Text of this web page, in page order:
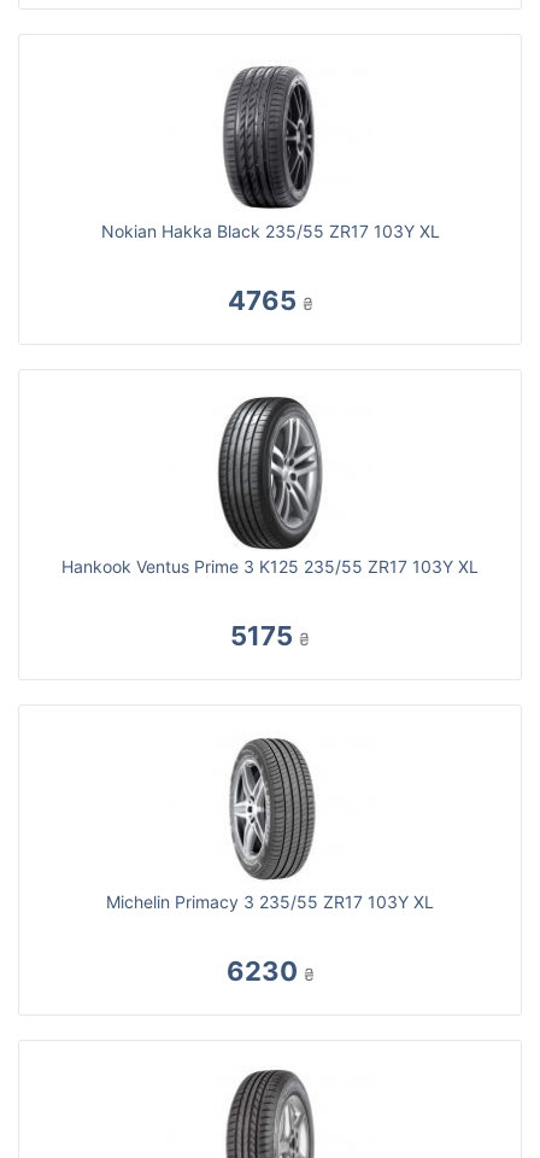
Nokian Hakka Black 235/55 ZR17 103Y XL
4765 ₴
Hankook Ventus Prime 3 K125 235/55 ZR17 103Y XL
5175 ₴
Michelin Primacy 3 235/55 ZR17 103Y XL
6230 ₴